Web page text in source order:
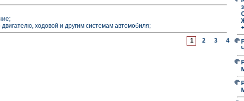
ходовой и другим системам автомобиля;
1 2 3 4